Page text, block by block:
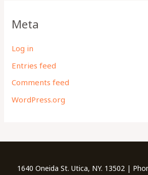
Meta
Log in
Entries feed
Comments feed
WordPress.org
1640 Oneida St. Utica, NY. 13502 |